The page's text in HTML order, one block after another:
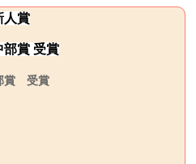
人賞
部賞 受賞
賞 受賞